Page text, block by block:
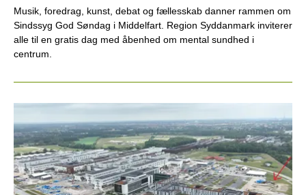
Musik, foredrag, kunst, debat og fællesskab danner rammen om
Sindssyg God Søndag i Middelfart. Region Syddanmark inviterer
alle til en gratis dag med åbenhed om mental sundhed i
centrum.